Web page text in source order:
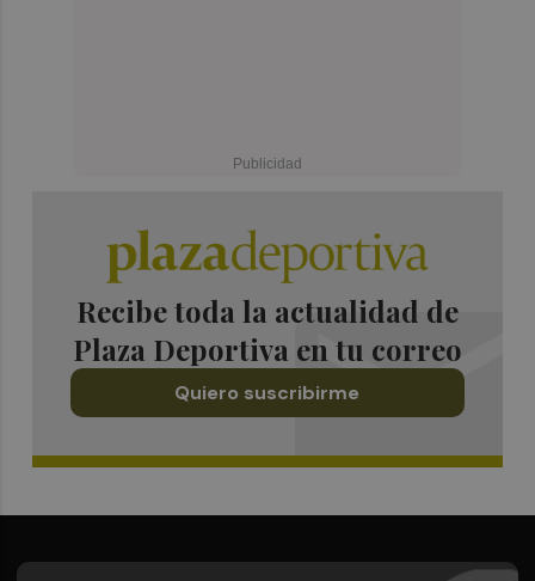
Recibe toda la actualidad de
Plaza Deportiva en tu correo
Quiero suscribirme